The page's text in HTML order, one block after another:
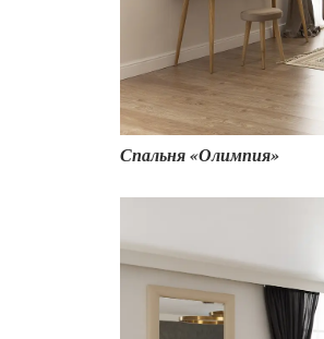
₽ 21 833₽
Спальня «Олимпия»
8 600₽ 14 333